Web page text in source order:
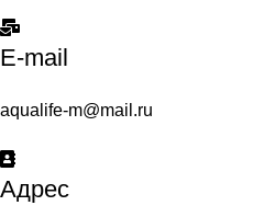
E-mail
aqualife-m@mail.ru
Адрес